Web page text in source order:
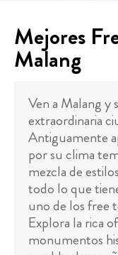
Mejores
Malang
Ven a Malang y
extraordinaria
Antiguamente
por su clima
mezcla de
todo lo que
uno de los free
Explora la rica
monumentos